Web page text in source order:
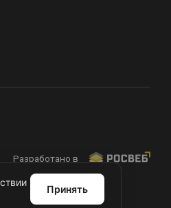
Разработано в
Принять